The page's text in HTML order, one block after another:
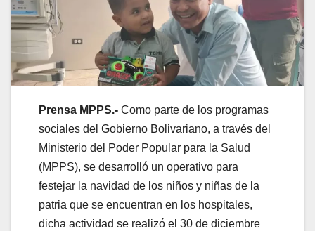
Prensa MPPS.- Como parte de los programas
sociales del Gobierno Bolivariano, a través del
Ministerio del Poder Popular para la Salud
(MPPS), se desarrolló un operativo para
festejar la navidad de los niños y niñas de la
patria que se encuentran en los hospitales,
dicha actividad se realizó el 30 de diciembre